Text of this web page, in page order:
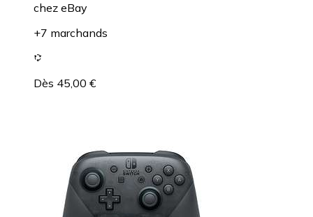
chez eBay
+7 marchands
Dès 45,00 €